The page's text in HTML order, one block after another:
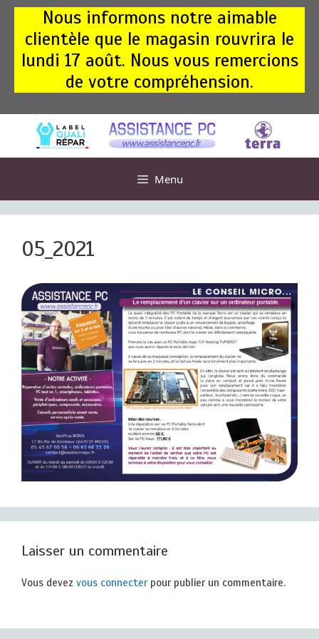
Aller
contenu
Nous informons notre aimable
clientèle que le magasin rouvrira le
lundi 17 août. Nous vous remercions
de votre compréhension.
Menu
05_2021
Laisser un commentaire
Vous devez vous connecterpour publier un commentaire.